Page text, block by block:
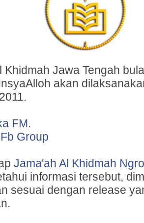
Khidmah Jawa Tengah
akan
FM.
Group
Jama'ah Al Khidmah
informasi tersebut,
sesuai dengan release